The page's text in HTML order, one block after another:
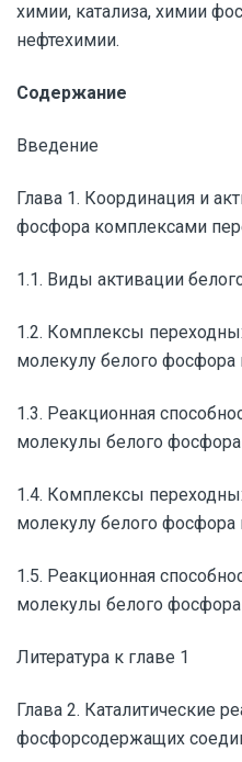
химии, катализа, химии
нефтехимии.
Содержание
Введение
Глава 1. Координация и
фосфора комплексами
1.1. Виды активации
1.2. Комплексы
молекулу белого фосфора
1.3. Реакционная
молекулы белого
1.4. Комплексы
молекулу белого фосфора
1.5. Реакционная
молекулы белого
Литература к главе 1
Глава 2. Каталитические
фосфорсодержащих